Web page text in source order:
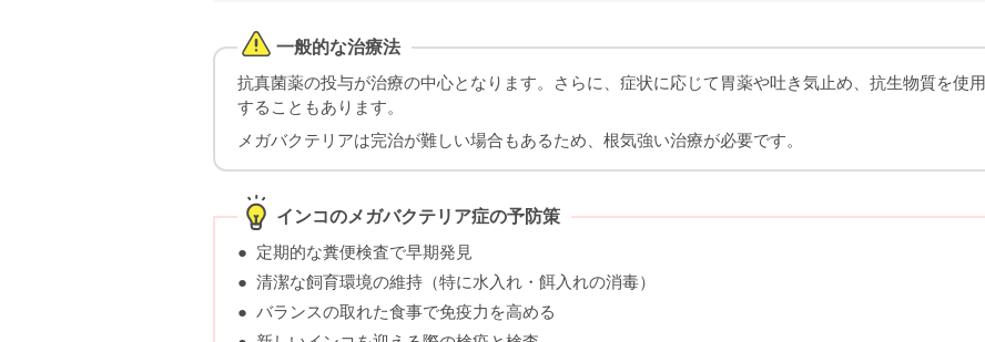
一般的な治療法
抗真菌薬の投与が治療の中心となります。さらに、症状に応じて胃薬や吐き気止め、抗生物質を使用
することもあります。
メガバクテリアは完治が難しい場合もあるため、根気強い治療が必要です。
インコのメガバクテリア症の予防策
定期的な糞便検査で早期発見
清潔な飼育環境の維持（特に水入れ・餌入れの消毒）
バランスの取れた食事で免疫力を高める